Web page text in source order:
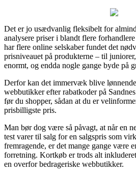
Det er jo usædvanlig fleksibelt for
analysere priser i blandt flere
har flere online selskaber fundet det
prisniveauet på produkterne – til
enormt, og endda nogle gange byde på
Derfor kan det immervæk blive
webbutikker efter rabatkoder på
før du shopper, sådan at du er
prisbilligste pris.
Man bør dog være så påvagt, at når en
test varer til salg for en salgspris som
fremragende, er det mange gange være
forretning. Kortkøb er trods alt
en overfor bedrageriske webbutikker.